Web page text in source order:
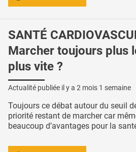
SANTÉ
Marcher toujours plus
plus vite ?
Actualité publiée il y a 2 mois 1 semaine
Toujours ce débat autour du seuil
priorité restant de marcher car
beaucoup d’avantages pour la